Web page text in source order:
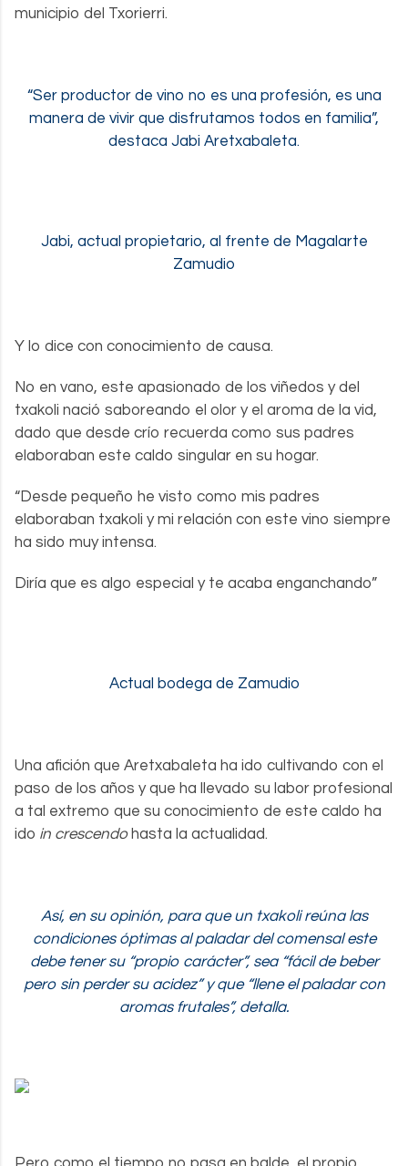
municipio del Txorierri.
“Ser productor de vino no es una profesión, es una
manera de vivir que disfrutamos todos en familia”,
destaca Jabi Aretxabaleta.
Jabi, actual propietario, al frente de Magalarte
Zamudio
Y lo dice con conocimiento de causa.
No en vano, este apasionado de los viñedos y del
txakoli nació saboreando el olor y el aroma de la vid,
dado que desde crío recuerda como sus padres
elaboraban este caldo singular en su hogar.
“Desde pequeño he visto como mis padres
elaboraban txakoli y mi relación con este vino siempre
ha sido muy intensa.
Diría que es algo especial y te acaba enganchando”
Actual bodega de Zamudio
Una afición que Aretxabaleta ha ido cultivando con el
paso de los años y que ha llevado su labor profesional
a tal extremo que su conocimiento de este caldo ha
ido in crescendohasta la actualidad.
Así, en su opinión, para que un txakoli reúna las
condiciones óptimas al paladar del comensal este
debe tener su “propio carácter”, sea “fácil de beber
pero sin perder su acidez” y que “llene el paladar con
aromas frutales”, detalla.